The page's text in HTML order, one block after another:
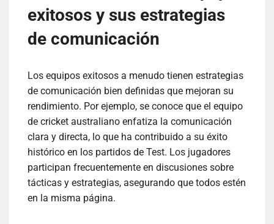
exitosos y sus estrategias
de comunicación
Los equipos exitosos a menudo tienen estrategias
de comunicación bien definidas que mejoran su
rendimiento. Por ejemplo, se conoce que el equipo
de cricket australiano enfatiza la comunicación
clara y directa, lo que ha contribuido a su éxito
histórico en los partidos de Test. Los jugadores
participan frecuentemente en discusiones sobre
tácticas y estrategias, asegurando que todos estén
en la misma página.